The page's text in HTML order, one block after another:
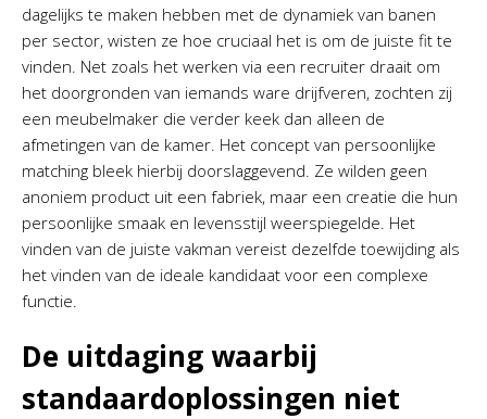
dagelijks te maken hebben met de dynamiek van banen
per sector, wisten ze hoe cruciaal het is om de juiste fit te
vinden. Net zoals het werken via een recruiter draait om
het doorgronden van iemands ware drijfveren, zochten zij
een meubelmaker die verder keek dan alleen de
afmetingen van de kamer. Het concept van persoonlijke
matching bleek hierbij doorslaggevend. Ze wilden geen
anoniem product uit een fabriek, maar een creatie die hun
persoonlijke smaak en levensstijl weerspiegelde. Het
vinden van de juiste vakman vereist dezelfde toewijding als
het vinden van de ideale kandidaat voor een complexe
functie.
De uitdaging waarbij
standaardoplossingen niet